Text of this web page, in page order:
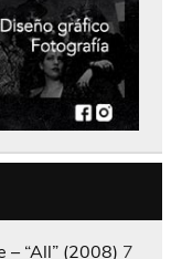
– “All” (2008) 7